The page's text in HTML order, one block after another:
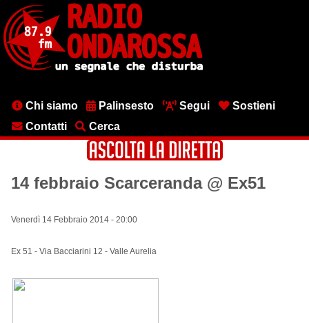
contenuto
principale
MenuChi siamo Palinsesto Segui
Sostieni
Contatti
Cerca
14 febbraio Scarceranda @ Ex51
Venerdì 14 Febbraio 2014 - 20:00
Ex 51 - Via Bacciarini 12 - Valle Aurelia